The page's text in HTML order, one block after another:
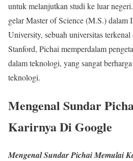
untuk melanjutkan studi ke luar
gelar Master of Science (M.S.) dalam
University, sebuah universitas
Stanford, Pichai memperdalam
dalam teknologi, yang sangat
teknologi.
Mengenal Sundar
Karirnya Di Google
Mengenal Sundar Pichai Memulai